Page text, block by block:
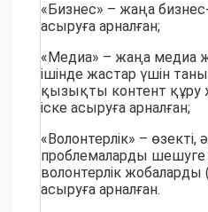
«Бизнес» – жаңа
асыруға арналған;
«Медиа» – жаңа медиа
ішінде жастар үшін
қызықты контент құру
іске асыруға арналған;
«Волонтерлік» – өзекті,
проблемаларды шешуге
волонтерлік жобаларды
асыруға арналған.